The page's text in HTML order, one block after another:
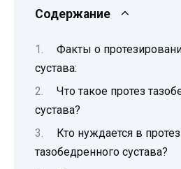
Содержание
Факты о
сустава:
Что такое протез
сустава?
Кто нуждается в
тазобедренного сустава?